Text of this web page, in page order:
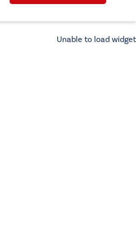
Unable to load widget